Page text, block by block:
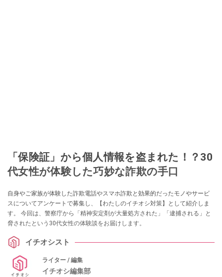
「保険証」から個人情報を盗まれた！？30
代女性が体験した巧妙な詐欺の手口
自身やご家族が体験した詐欺電話やスマホ詐欺と効果的だったモノやサービ
スについてアンケートで募集し、【わたしのイチオシ対策】として紹介しま
す。 今回は、警察庁から「精神安定剤が大量処方された」「逮捕される」と
脅されたという30代女性の体験談をお届けします。
イチオシスト
ライター / 編集
イチオシ編集部